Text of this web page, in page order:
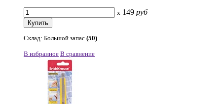
x 149 руб
Склад: Большой запас (50)
В избранное В сравнение